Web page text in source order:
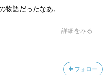
物語だったなあ。
詳細をみる
フォロー